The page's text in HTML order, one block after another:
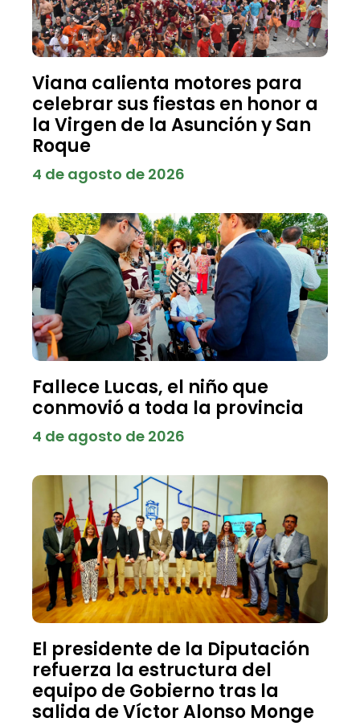
Viana calienta motores para
celebrar sus fiestas en honor a
la Virgen de la Asunción y San
Roque
4 de agosto de 2026
Fallece Lucas, el niño que
conmovió a toda la provincia
4 de agosto de 2026
El presidente de la Diputación
refuerza la estructura del
equipo de Gobierno tras la
salida de Víctor Alonso Monge